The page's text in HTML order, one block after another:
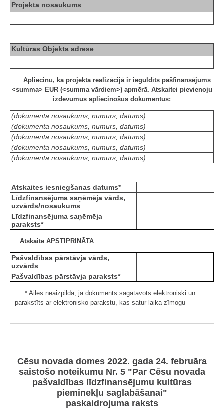
Projekta nosaukums
Kultūras Objekta adrese
Apliecinu, ka projekta realizācijā ir ieguldīts pašfinansējums
<summa> EUR (<summa vārdiem>) apmērā. Atskaitei pievienoju
izdevumus apliecinošus dokumentus:
(dokumenta nosaukums, numurs, datums)
(dokumenta nosaukums, numurs, datums)
(dokumenta nosaukums, numurs, datums)
(dokumenta nosaukums, numurs, datums)
(dokumenta nosaukums, numurs, datums)
Atskaites iesniegšanas datums*
Līdzfinansējuma saņēmēja vārds,
uzvārds/nosaukums
Līdzfinansējuma saņēmēja
paraksts*
Atskaite APSTIPRINĀTA
Pašvaldības pārstāvja vārds,
uzvārds
Pašvaldības pārstāvja paraksts*
* Ailes neaizpilda, ja dokuments sagatavots elektroniski un
parakstīts ar elektronisko parakstu, kas satur laika zīmogu
Cēsu novada domes 2022. gada 24. februāra
saistošo noteikumu Nr. 5 "Par Cēsu novada
pašvaldības līdzfinansējumu kultūras
pieminekļu saglabāšanai"
paskaidrojuma raksts